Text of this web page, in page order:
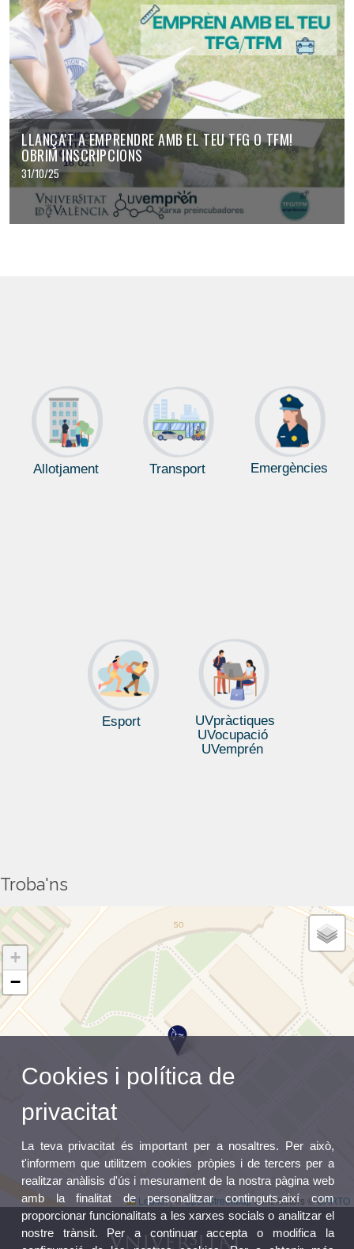
LLANÇA'T A EMPRENDRE AMB EL TEU TFG O TFM!
OBRIM INSCRIPCIONS
31/10/25
Allotjament Transport Emergències
Esport
UVpràctiques
UVocupació
UVemprén
Troba'ns
+
−
Leaflet|©OpenStreetMapcontributors ©CARTO
Cookies i política de
privacitat
La teva privacitat és important per a nosaltres. Per això,
t'informem que utilitzem cookies pròpies i de tercers per a
realitzar anàlisis d'ús i mesurament de la nostra pàgina web
amb la finalitat de personalitzar continguts,així com
proporcionar funcionalitats a les xarxes socials o analitzar el
nostre trànsit. Per a continuar accepta o modifica la